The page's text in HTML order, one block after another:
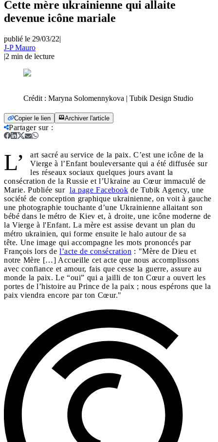
Cette mère ukrainienne qui allaite
devenue icône mariale
publié le 29/03/22|
J-P Mauro
|2 min de lecture
Crédit : Maryna Solomennykova | Tubik Design Studio
Copier le lien Archiver l'article
Partager sur:
L’
art sacré au service de la paix. C’est une icône de la
Vierge à l’Enfant bouleversante qui a été diffusée sur
les réseaux sociaux quelques jours avant la
consécration de la Russie et l’Ukraine au Cœur immaculé de
Marie. Publiée sur la page Facebook de Tubik Agency, une
société de conception graphique ukrainienne, on voit à gauche
une photographie touchante d’une Ukrainienne allaitant son
bébé dans le métro de Kiev et, à droite, une icône moderne de
la Vierge à l'Enfant. La mère est assise devant un plan du
métro ukrainien, qui forme ensuite le halo autour de sa
tête. Une image qui accompagne les mots prononcés par
François lors de l’acte de consécration : "Mère de Dieu et
notre Mère […] Accueille cet acte que nous accomplissons
avec confiance et amour, fais que cesse la guerre, assure au
monde la paix. Le “oui” qui a jailli de ton Cœur a ouvert les
portes de l’histoire au Prince de la paix ; nous espérons que la
paix viendra encore par ton Cœur."